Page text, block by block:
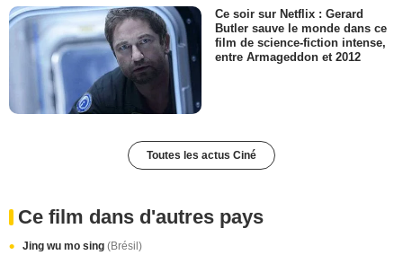
Ce soir sur Netflix : Gerard
Butler sauve le monde dans ce
film de science-fiction intense,
entre Armageddon et 2012
Toutes les actus Ciné
Ce film dans d'autres pays
Jing wu mo sing (Brésil)